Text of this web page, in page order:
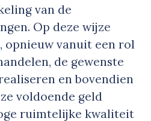
van de
Op deze wijze
opnieuw vanuit een rol
de gewenste
en bovendien
voldoende geld
ruimtelijke kwaliteit